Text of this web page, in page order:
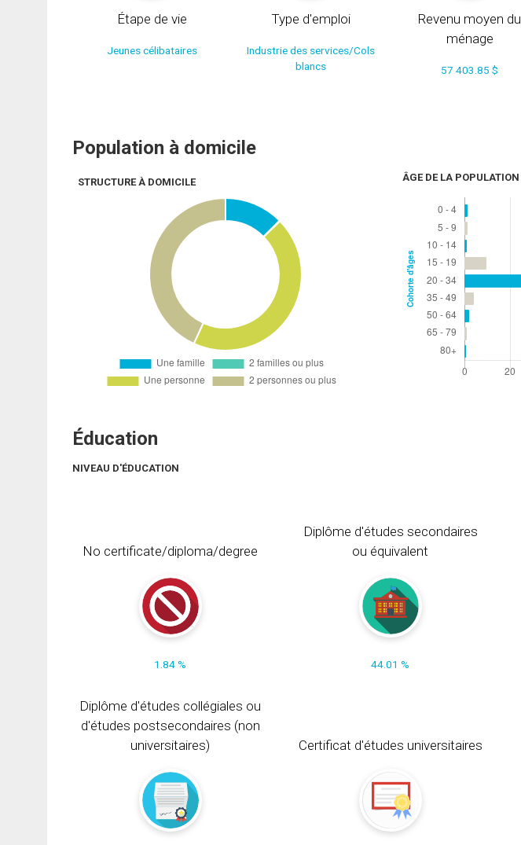
Étape de vie
Jeunes célibataires
Type d'emploi
Industrie des services/Cols
blancs
Revenu moyen du
ménage
57 403.85 $
Population à domicile
STRUCTURE À DOMICILE ÂGE DE LA POPULATION
Éducation
NIVEAU D'ÉDUCATION
No certificate/diploma/degree
1.84 %
Diplôme d'études secondaires
ou équivalent
44.01 %
Diplôme d'études collégiales ou
d'études postsecondaires (non
universitaires)
Certificat d'études universitaires